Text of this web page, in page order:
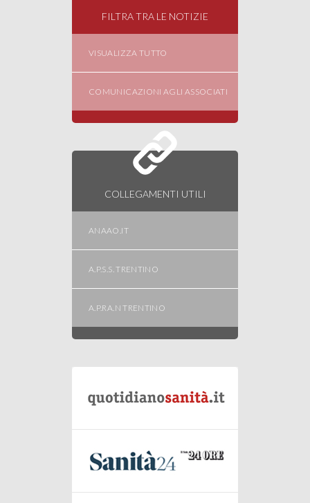
FILTRA TRA LE NOTIZIE
VISUALIZZA TUTTO
COMUNICAZIONI AGLI ASSOCIATI
COLLEGAMENTI UTILI
ANAAO.IT
A.P.S.S. TRENTINO
A.P.RA.N TRENTINO